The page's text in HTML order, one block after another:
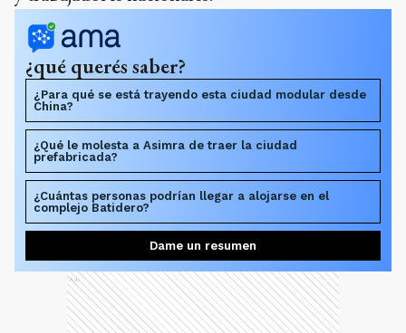
¿qué querés saber?
¿Para qué se está trayendo esta ciudad modular desde
China?
¿Qué le molesta a Asimra de traer la ciudad
prefabricada?
¿Cuántas personas podrían llegar a alojarse en el
complejo Batidero?
Dame un resumen
Ads